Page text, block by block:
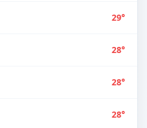
29°
28°
28°
28°